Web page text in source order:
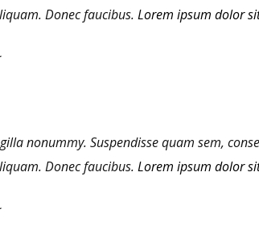
Donec faucibus. Lorem ipsum dolor
nonummy. Suspendisse quam sem,
Donec faucibus. Lorem ipsum dolor